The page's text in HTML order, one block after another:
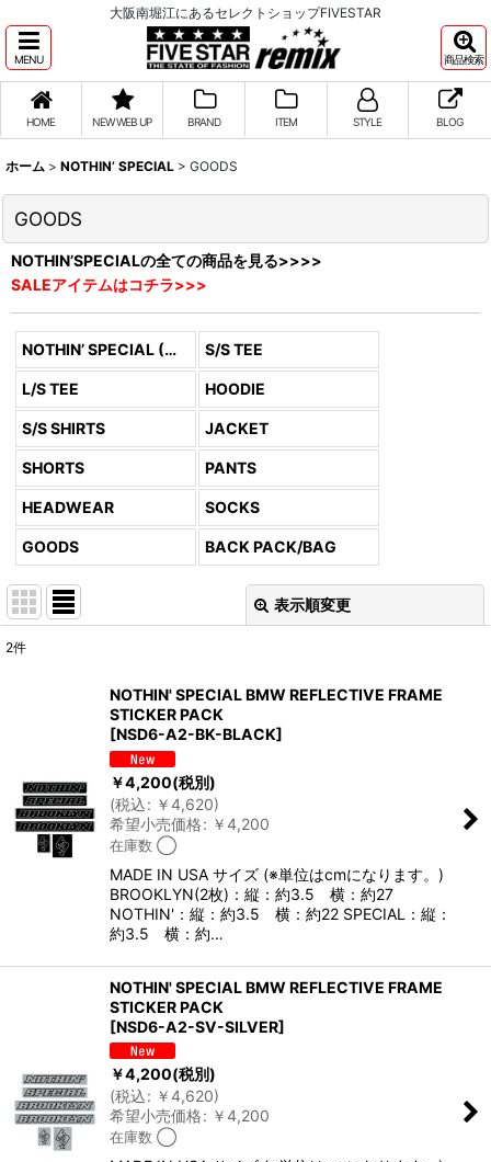
大阪南堀江にあるセレクトショップFIVESTAR
MENU 商品検索
HOME NEW WEB UP BRAND ITEM STYLE BLOG
ホーム > NOTHIN’ SPECIAL > GOODS
GOODS
NOTHIN’SPECIALの全ての商品を見る>>>>
SALEアイテムはコチラ>>>
NOTHIN’ SPECIAL (全商品) S/S TEE
L/S TEE HOODIE
S/S SHIRTS JACKET
SHORTS PANTS
HEADWEAR SOCKS
GOODS BACK PACK/BAG
表示順変更
2件
NOTHIN' SPECIAL BMW REFLECTIVE FRAME
STICKER PACK
[NSD6-A2-BK-BLACK]
￥4,200(税別)
(税込: ￥4,620)
希望小売価格: ￥4,200
在庫数 ◯
MADE IN USA サイズ (※単位はcmになります。)
BROOKLYN(2枚)：縦：約3.5 横：約27
NOTHIN'：縦：約3.5 横：約22 SPECIAL：縦：
約3.5 横：約…
NOTHIN' SPECIAL BMW REFLECTIVE FRAME
STICKER PACK
[NSD6-A2-SV-SILVER]
￥4,200(税別)
(税込: ￥4,620)
希望小売価格: ￥4,200
在庫数 ◯